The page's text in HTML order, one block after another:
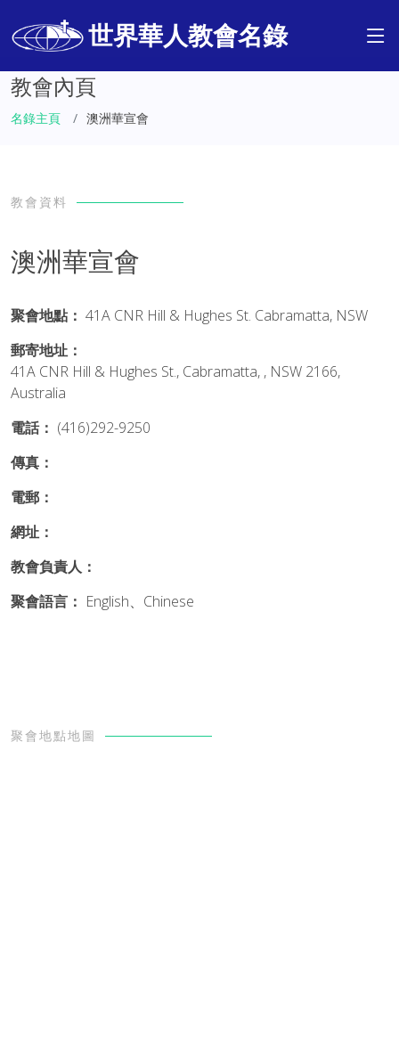
世界華人教會名錄
教會內頁
名錄主頁 澳洲華宣會
教會資料
澳洲華宣會
聚會地點： 41A CNR Hill & Hughes St. Cabramatta, NSW
郵寄地址：
41A CNR Hill & Hughes St., Cabramatta, , NSW 2166,
Australia
電話： (416)292-9250
傳真：
電郵：
網址：
教會負責人：
聚會語言： English、Chinese
聚會地點地圖